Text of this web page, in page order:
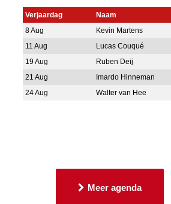
Verjaardag
Naam
8 Aug
Kevin Martens
11 Aug
Lucas Couqué
19 Aug
Ruben Deij
21 Aug
Imardo Hinneman
24 Aug
Walter van Hee
Meer agenda